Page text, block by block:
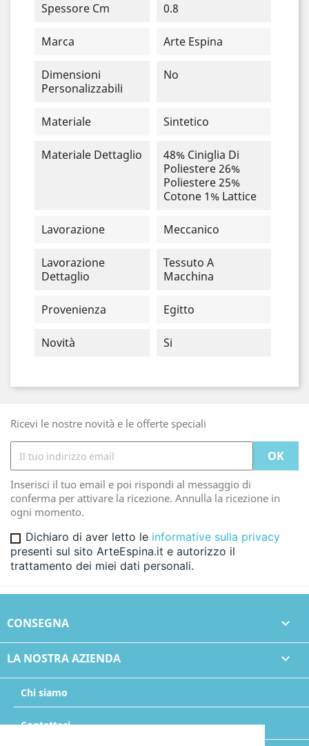
Spessore Cm 0.8
Marca Arte Espina
Dimensioni
Personalizzabili
No
Materiale Sintetico
Materiale Dettaglio
48% Ciniglia Di
Poliestere 26%
Poliestere 25%
Cotone 1% Lattice
Lavorazione Meccanico
Lavorazione
Dettaglio
Tessuto A
Macchina
Provenienza Egitto
Novità Si
Ricevi le nostre novità e le offerte speciali
Inserisci il tuo email e poi rispondi al messaggio di
conferma per attivare la ricezione. Annulla la ricezione in
ogni momento.
Dichiaro di aver letto le informative sulla privacy
presenti sul sito ArteEspina.it e autorizzo il
trattamento dei miei dati personali.
CONSEGNA 
LA NOSTRA AZIENDA 
Chi siamo
Contattaci